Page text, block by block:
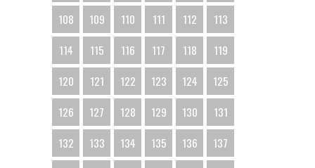
108
109 110 111 112
113
114
115 116 117 118
119
120
121 122 123 124
125
126
127 128 129 130
131
132
133 134 135 136
137